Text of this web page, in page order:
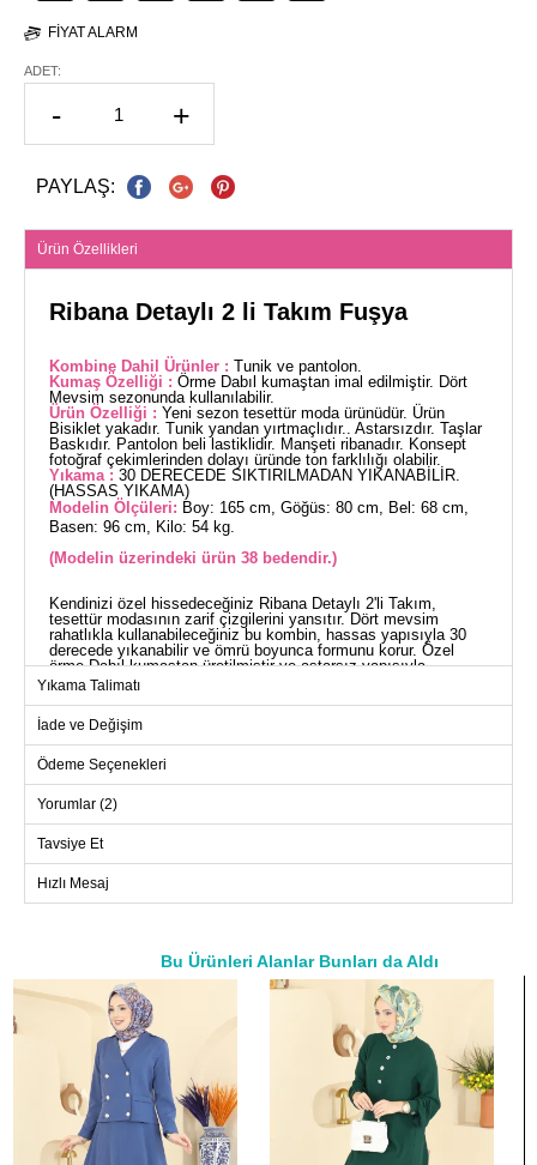
FIYAT ALARM
ADET:
- +
PAYLAŞ:
Ürün Özellikleri
Ribana Detaylı 2 li Takım Fuşya
Kombine Dahil Ürünler : Tunik ve pantolon.
Kumaş Özelliği : Örme Dabıl kumaştan imal edilmiştir. Dört
Mevsim sezonunda kullanılabilir.
Ürün Özelliği : Yeni sezon tesettür moda ürünüdür. Ürün
Bisiklet yakadır. Tunik yandan yırtmaçlıdır.. Astarsızdır. Taşlar
Baskıdır. Pantolon beli lastiklidir. Manşeti ribanadır. Konsept
fotoğraf çekimlerinden dolayı üründe ton farklılığı olabilir.
Yıkama : 30 DERECEDE SIKTIRILMADAN YIKANABİLİR.
(HASSAS YIKAMA)
Modelin Ölçüleri: Boy: 165 cm, Göğüs: 80 cm, Bel: 68 cm,
Basen: 96 cm, Kilo: 54 kg.
(Modelin üzerindeki ürün 38 bedendir.)
Kendinizi özel hissedeceğiniz Ribana Detaylı 2'li Takım,
tesettür modasının zarif çizgilerini yansıtır. Dört mevsim
rahatlıkla kullanabileceğiniz bu kombin, hassas yapısıyla 30
derecede yıkanabilir ve ömrü boyunca formunu korur. Özel
örme Dabıl kumaştan üretilmiştir ve astarsız yapısıyla
maksimum konfor sunar. Tunik, yanlarda şık yırtmaçlara
özel tasarım, gardırobunuzdaki en değerli parçalardan biri
olmaya aday.
TUNİK BEDEN ÖLÇÜLERİ
Beden
40
98
77-88
42
102
77-88
112
77-88
48
116 77-88
PANTOLON BEDEN
ÖLÇÜLERİ (CM)
Beden
Boy
38
Yıkama Talimatı
İade ve Değişim
Ödeme Seçenekleri
Yorumlar (2)
Tavsiye Et
Hızlı Mesaj
Bu Ürünleri Alanlar Bunları da Aldı
a>